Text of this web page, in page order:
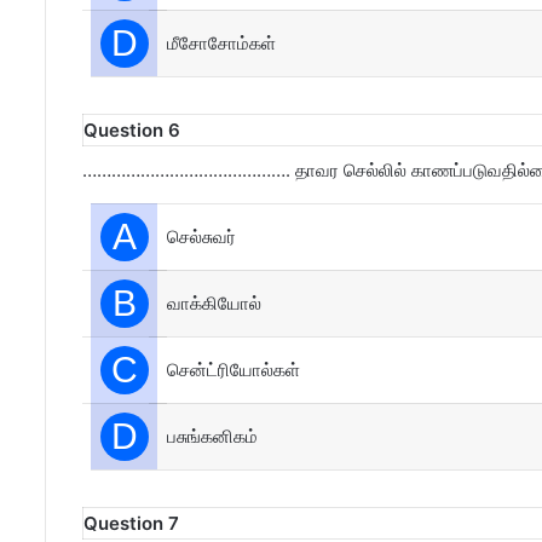
D மீசோசோம்கள்
Question 6
……………………………………. தாவர செல்லில்
A செல்சுவர்
B வாக்கியோல்
C சென்ட்ரியோல்கள்
D பசுங்கனிகம்
Question 7